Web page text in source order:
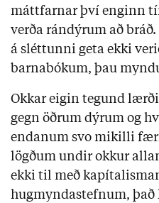
máttfarnar því enginn
verða rándýrum að
á sléttunni geta ekki
barnabókum, þau
Okkar eigin tegund
gegn öðrum dýrum og
endanum svo mikilli
lögðum undir okkur
ekki til með
hugmyndastefnum,